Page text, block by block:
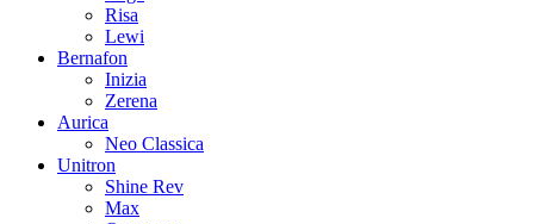
Risa
Lewi
Bernafon
Inizia
Zerena
Aurica
Neo Classica
Unitron
Shine Rev
Max